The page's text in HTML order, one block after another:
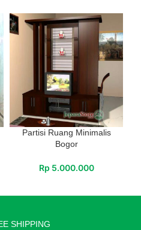
Partisi Ruang Minimalis
Bogor
Rp 5.000.000
SHIPPING